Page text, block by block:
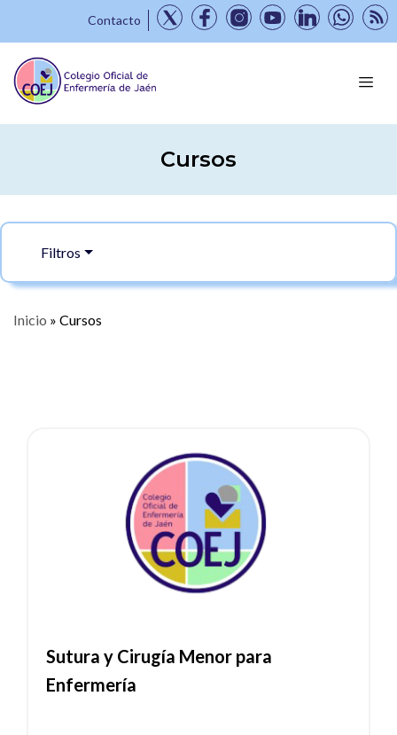
Contacto
Cursos
Filtros
Inicio » Cursos
Sutura y Cirugía Menor para
Enfermería